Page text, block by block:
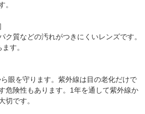
。
ク質などの汚れがつきにくいレンズです。
す。
眼を守ります。紫外線は目の老化だけで
危険性もあります。1年を通して紫外線か
切です。